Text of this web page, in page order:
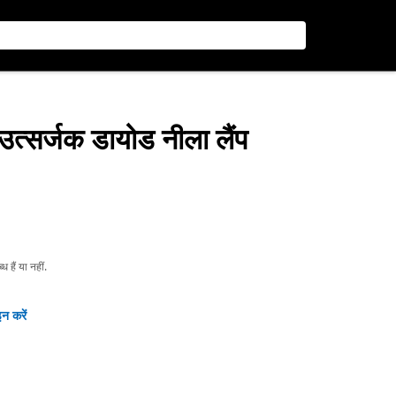
डायोड नीला लैंप
हैं या नहीं.
करें